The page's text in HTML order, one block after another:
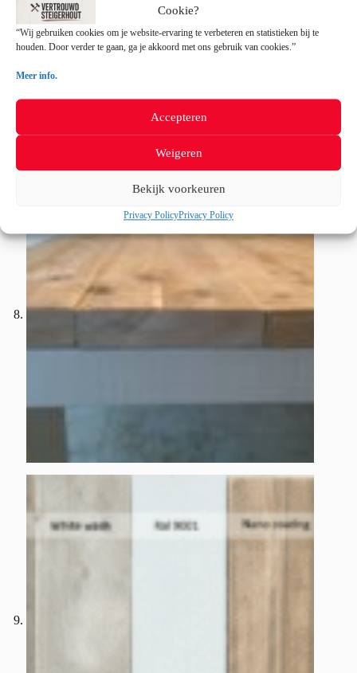
Cookie?
“Wij gebruiken cookies om je website-ervaring te verbeteren en statistieken bij te
houden. Door verder te gaan, ga je akkoord met ons gebruik van cookies.”
Meer info.
Accepteren
Weigeren
Bekijk voorkeuren
Privacy PolicyPrivacy Policy